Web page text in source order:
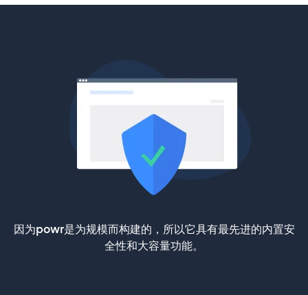
因为powr是为规模而构建的，所以它具有最先进的内置安
全性和大容量功能。